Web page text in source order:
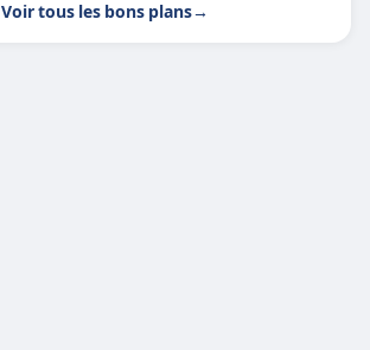
Voir tous les bons plans→